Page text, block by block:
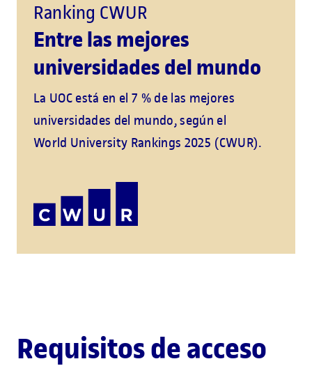
Ranking CWUR
Entre las mejores
universidades del mundo
La UOC está en el 7 % de las mejores
universidades del mundo, según el
World University Rankings 2025 (CWUR).
Requisitos de acceso